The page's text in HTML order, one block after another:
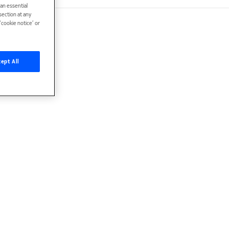
essential
at any
notice’ or
All